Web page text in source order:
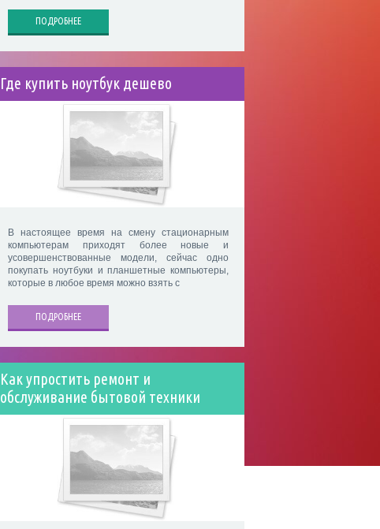
ПОДРОБНЕЕ
Где купить ноутбук дешево
В настоящее время на смену стационарным
компьютерам приходят более новые и
усовершенствованные модели, сейчас одно
покупать ноутбуки и планшетные компьютеры,
которые в любое время можно взять с
ПОДРОБНЕЕ
Как упростить ремонт и
обслуживание бытовой техники